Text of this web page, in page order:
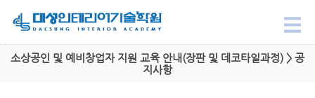
소상공인 및 예비창업자 지원 교육 안내(장판 및 데코타일과정) > 공
지사항